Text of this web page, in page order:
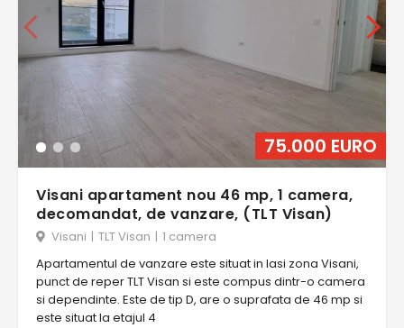
75.000 EURO
Visani apartament nou 46 mp, 1 camera,
decomandat, de vanzare, (TLT Visan)
Visani | TLT Visan | 1 camera
Apartamentul de vanzare este situat in Iasi zona Visani,
punct de reper TLT Visan si este compus dintr-o camera
si dependinte. Este de tip D, are o suprafata de 46 mp si
este situat la etajul 4